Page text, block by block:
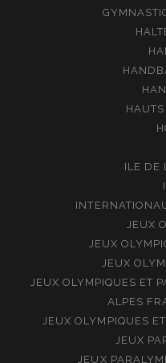
ILE DE
JEUX
JEUX
JEUX
JEUX OLYMPIQUES ET
ALPES
JEUX OLYMPIQUES
JEUX
JEUX